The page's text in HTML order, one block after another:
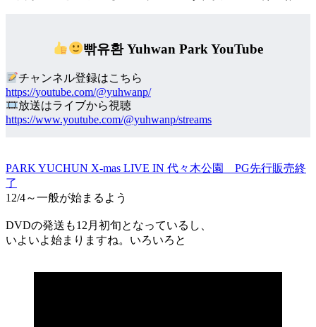
빢유환 Yuhwan Park YouTube
チャンネル登録はこちら
https://youtube.com/@yuhwanp/
放送はライブから視聴
https://www.youtube.com/@yuhwanp/streams
PARK YUCHUN X-mas LIVE IN 代々木公園 PG先行販売終
了
12/4～一般が始まるよう
DVDの発送も12月初旬となっているし、
いよいよ始まりますね。いろいろと